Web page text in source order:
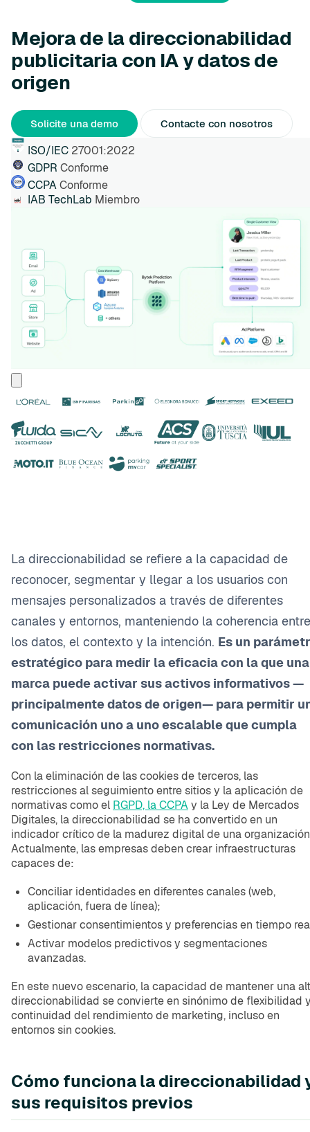
Mejora de la direccionabilidad
publicitaria con IA y datos de
origen
Solicite una demo Contacte con nosotros
ISO/IEC 27001:2022
GDPR Conforme
CCPAConforme
IAB TechLab Miembro
La direccionabilidad se refiere a la capacidad de
reconocer, segmentar y llegar a los usuarios con
mensajes personalizados a través de diferentes
canales y entornos, manteniendo la coherencia entre
los datos, el contexto y la intención. Es un
estratégico para medir la eficacia con la que una
marca puede activar sus activos informativos —
principalmente datos de origen— para permitir
comunicación uno a uno escalable que cumpla
con las restricciones normativas.
Con la eliminación de las cookies de terceros, las
restricciones al seguimiento entre sitios y la aplicación de
normativas como el RGPD, la CCPAy la Ley de Mercados
Digitales, la direccionabilidad se ha convertido en un
indicador crítico de la madurez digital de una
Actualmente, las empresas deben crear infraestructuras
capaces de:
Conciliar identidades en diferentes canales (web,
aplicación, fuera de línea);
Gestionar consentimientos y preferencias en tiempo
Activar modelos predictivos y segmentaciones
avanzadas.
En este nuevo escenario, la capacidad de mantener una
direccionabilidad se convierte en sinónimo de flexibilidad
continuidad del rendimiento de marketing, incluso en
entornos sin cookies.
Cómo funciona la direccionabilidad
sus requisitos previos